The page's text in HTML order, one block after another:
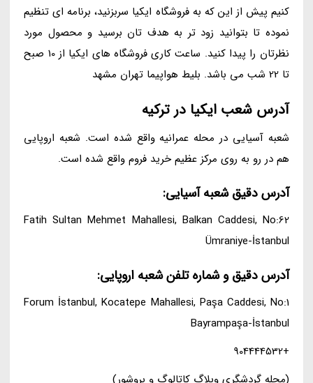
کنیم پیش از این که به فروشگاه ایکیا سربزنید، برنامه ای تنظیم
نموده تا بتوانید زود تر به هدف تان برسید و محصول مورد
نظرتان را پیدا کنید. ساعت کاری فروشگاه های ایکیا از 10 صبح
تا 22 شب می باشد. بلیط هواپیما تهران مشهد
آدرس شعب ایکیا در ترکیه
شعبه آسیایی در محله عمرانیه واقع شده است. شعبه اروپایی
هم در رو به روی مرکز عظیم خرید فروم واقع شده است.
آدرس دقیق شعبه آسیایی:
Fatih Sultan Mehmet Mahallesi, Balkan Caddesi, No:62
Ümraniye-İstanbul
آدرس دقیق و شماره تلفن شعبه اروپایی:
Forum İstanbul, Kocatepe Mahallesi, Paşa Caddesi, No:1
Bayrampaşa-İstanbul
+904444532
(مجله گردشگری وبلاگ کاتالوگ و بروشور)